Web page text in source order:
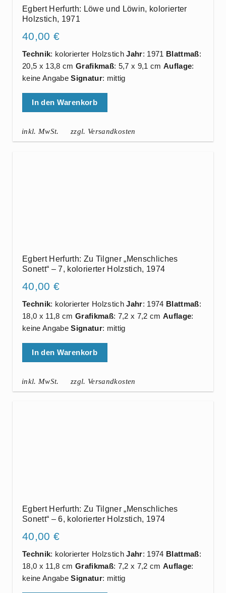
Egbert Herfurth: Löwe und Löwin, kolorierter
Holzstich, 1971
40,00 €
Technik: kolorierter HolzstichJahr: 1971 Blattmaß:
20,5 x 13,8 cm Grafikmaß: 5,7 x 9,1 cmAuflage:
keine AngabeSignatur: mittig
In den Warenkorb
inkl. MwSt. zzgl. Versandkosten
Egbert Herfurth: Zu Tilgner „Menschliches
Sonett“ – 7, kolorierter Holzstich, 1974
40,00 €
Technik: kolorierter HolzstichJahr: 1974 Blattmaß:
18,0 x 11,8 cm Grafikmaß: 7,2 x 7,2 cmAuflage:
keine AngabeSignatur: mittig
In den Warenkorb
inkl. MwSt. zzgl. Versandkosten
Egbert Herfurth: Zu Tilgner „Menschliches
Sonett“ – 6, kolorierter Holzstich, 1974
40,00 €
Technik: kolorierter HolzstichJahr: 1974 Blattmaß:
18,0 x 11,8 cm Grafikmaß: 7,2 x 7,2 cmAuflage:
keine AngabeSignatur: mittig